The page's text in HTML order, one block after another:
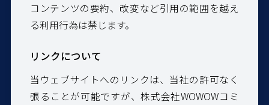
コンテンツの要約、改変など引用の範囲を越え
る利用行為は禁じます。
リンクについて
当ウェブサイトへのリンクは、当社の許可なく
張ることが可能ですが、株式会社WOWOWコミ